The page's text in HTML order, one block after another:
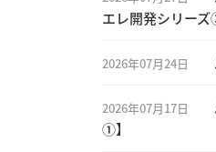
エレ開発シリーズ
2026年07月24日
2026年07月17日
①】